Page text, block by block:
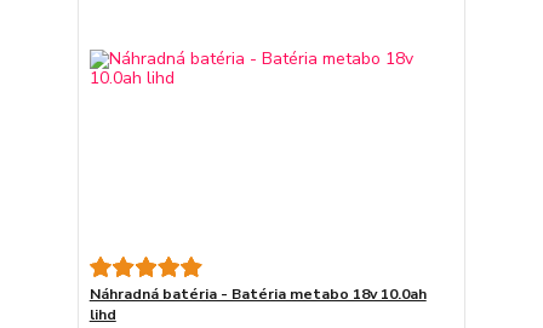
Náhradná batéria - Batéria metabo 18v 10.0ah
lihd